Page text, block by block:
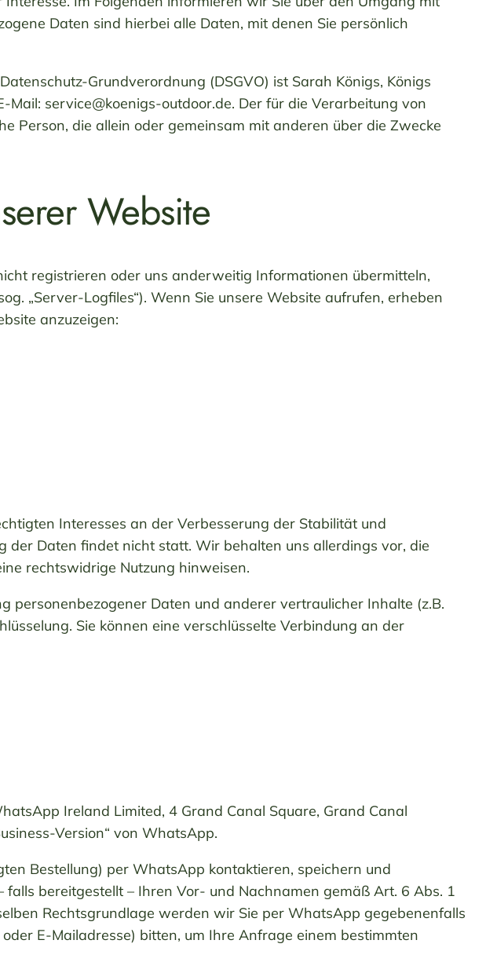
Daten sind hierbei alle Daten, mit denen Sie persönlich
Grundverordnung (DSGVO) ist Sarah Königs, Königs
service@koenigs-outdoor.de. Der für die Verarbeitung von
Person, die allein oder gemeinsam mit anderen über die Zwecke
Website
registrieren oder uns anderweitig Informationen übermitteln,
„Server-Logfiles“). Wenn Sie unsere Website aufrufen, erheben
anzuzeigen:
Interesses an der Verbesserung der Stabilität und
Daten findet nicht statt. Wir behalten uns allerdings vor, die
rechtswidrige Nutzung hinweisen.
personenbezogener Daten und anderer vertraulicher Inhalte (z.B.
Sie können eine verschlüsselte Verbindung an der
Ireland Limited, 4 Grand Canal Square, Grand Canal
Version“ von WhatsApp.
Bestellung) per WhatsApp kontaktieren, speichern und
bereitgestellt – Ihren Vor- und Nachnamen gemäß Art. 6 Abs. 1
Rechtsgrundlage werden wir Sie per WhatsApp gegebenenfalls
E-Mailadresse) bitten, um Ihre Anfrage einem bestimmten